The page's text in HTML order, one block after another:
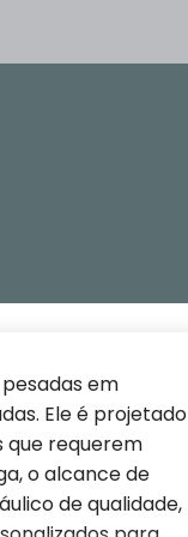
em
Ele é projetado
que requerem
o alcance de
de qualidade,